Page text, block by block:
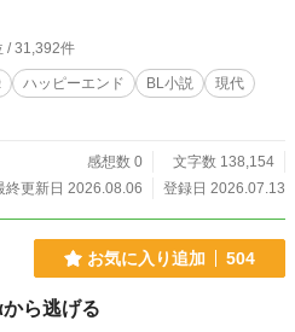
終わったら今まで通りな」 そう自分
い聞かせ、理性を無くして互いの身体を
えない
んだ瞬間から、2人の運命は激変する。
。 ※未成年妊娠、未成年飲
がありますのでご注意ください。 ※
/ 31,392件
ハッピーエンド BL小説
現代
感想数 0
文字数 138,154
終更新日 2026.08.06
登録日 2026.07.13
お気に入り追加 504
ら逃げる